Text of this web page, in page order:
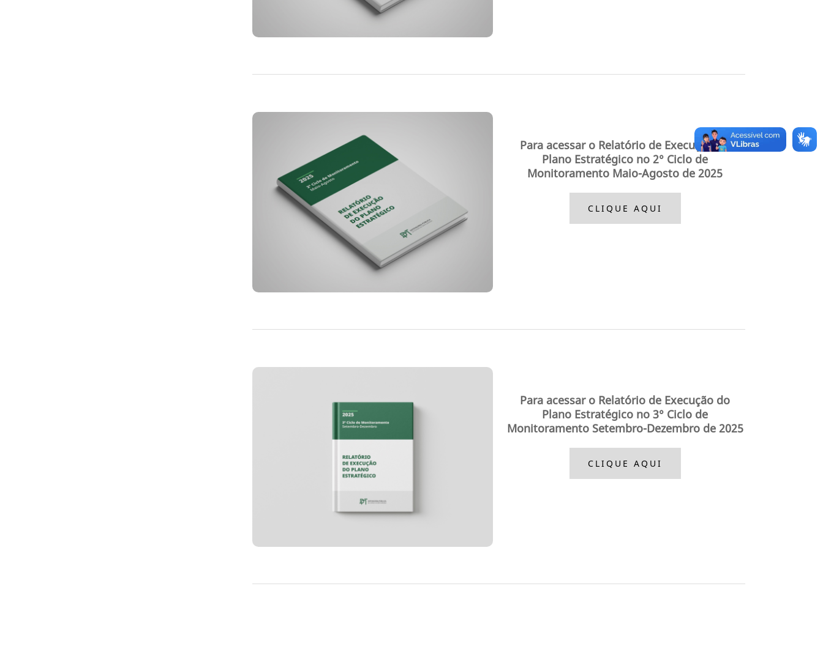
Para acessar o Relatório de Execução do
Plano Estratégico no 2° Ciclo de
Monitoramento Maio-Agosto de 2025
CLIQUE AQUI
Para acessar o Relatório de Execução do
Plano Estratégico no 3° Ciclo de
Monitoramento Setembro-Dezembrode 2025
CLIQUE AQUI